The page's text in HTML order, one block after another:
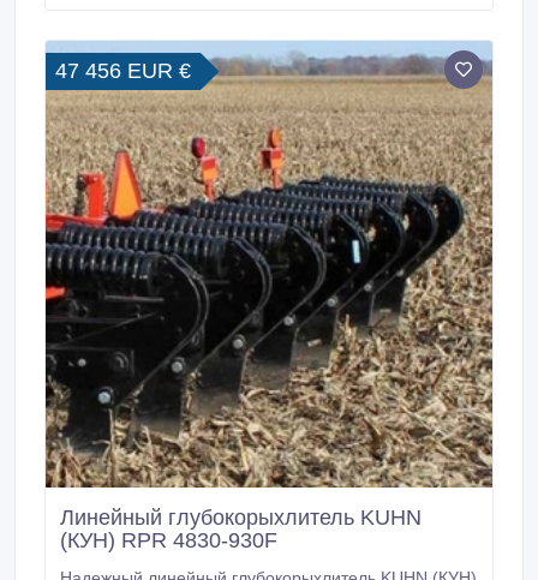
для получения отличных всходов.
47 456 EUR €
Линейный глубокорыхлитель KUHN
(КУН) RPR 4830-930F